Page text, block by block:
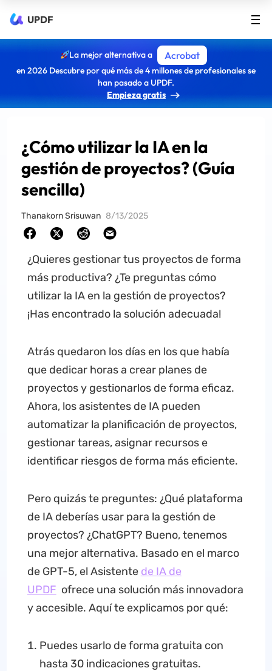
UPDF
La mejor alternativa a Acrobat
en 2026 Descubre por qué más de 4 millones de profesionales se
han pasado a UPDF.
Empieza gratis
¿Cómo utilizar la IA en la
gestión de proyectos? (Guía
sencilla)
Thanakorn Srisuwan 8/13/2025
¿Quieres gestionar tus proyectos de forma
más productiva? ¿Te preguntas cómo
utilizar la IA en la gestión de proyectos?
¡Has encontrado la solución adecuada!
Atrás quedaron los días en los que había
que dedicar horas a crear planes de
proyectos y gestionarlos de forma eficaz.
Ahora, los asistentes de IA pueden
automatizar la planificación de proyectos,
gestionar tareas, asignar recursos e
identificar riesgos de forma más eficiente.
Pero quizás te preguntes: ¿Qué plataforma
de IA deberías usar para la gestión de
proyectos? ¿ChatGPT? Bueno, tenemos
una mejor alternativa. Basado en el marco
de GPT-5, el Asistente de IA de
UPDF ofrece una solución más innovadora
y accesible. Aquí te explicamos por qué:
Puedes usarlo de forma gratuita con
hasta 30 indicaciones gratuitas.